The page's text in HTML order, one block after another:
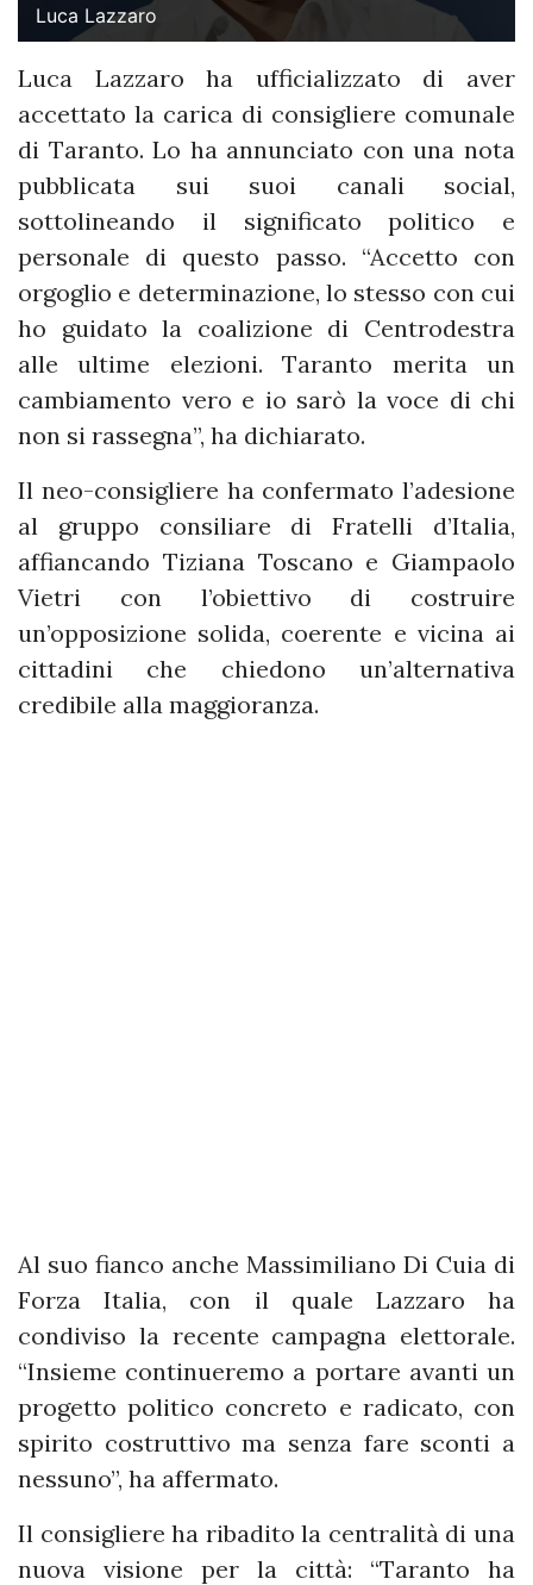
Luca Lazzaro
Luca Lazzaro ha ufficializzato di aver
accettato la carica di consigliere comunale
di Taranto. Lo ha annunciato con una nota
pubblicata sui suoi canali social,
sottolineando il significato politico e
personale di questo passo. “Accetto con
orgoglio e determinazione, lo stesso con cui
ho guidato la coalizione di Centrodestra
alle ultime elezioni. Taranto merita un
cambiamento vero e io sarò la voce di chi
non si rassegna”, ha dichiarato.
Il neo-consigliere ha confermato l’adesione
al gruppo consiliare di Fratelli d’Italia,
affiancando Tiziana Toscano e Giampaolo
Vietri con l’obiettivo di costruire
un’opposizione solida, coerente e vicina ai
cittadini che chiedono un’alternativa
credibile alla maggioranza.
Al suo fianco anche Massimiliano Di Cuia di
Forza Italia, con il quale Lazzaro ha
condiviso la recente campagna elettorale.
“Insieme continueremo a portare avanti un
progetto politico concreto e radicato, con
spirito costruttivo ma senza fare sconti a
nessuno”, ha affermato.
Il consigliere ha ribadito la centralità di una
nuova visione per la città: “Taranto ha